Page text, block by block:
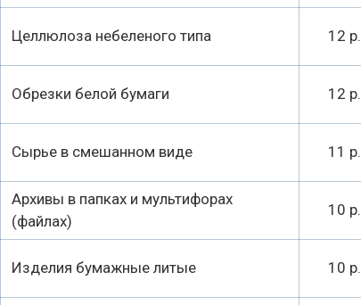
Целлюлоза небеленого типа 12 р.
Обрезки белой бумаги 12 р.
Сырье в смешанном виде 11 р.
Архивы в папках и мультифорах
(файлах)
10 р.
Изделия бумажные литые 10 р.